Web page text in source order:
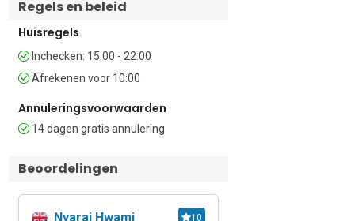
Slaapplaatsen
Slaapkamer 1: De hoofdslaapkamer is
een kledingkast.
Slaapkamer 2: De tweede slaapkamer
heeft een stapelbed, een
eenpersoonsbed en een grote
Extra: De bank in de woonkamer kan
eenpersoonsbed.
Regels en beleid
Huisregels
Inchecken: 15:00 - 22:00
Afrekenen voor 10:00
Annuleringsvoorwaarden
14 dagen gratis annulering
Beoordelingen
Nyarai Hwami 10